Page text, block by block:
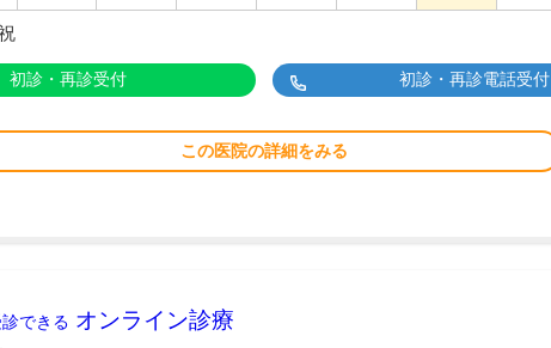
初診・再診受付 初診・再診電話受付
この医院の詳細をみる
診できる オンライン診療